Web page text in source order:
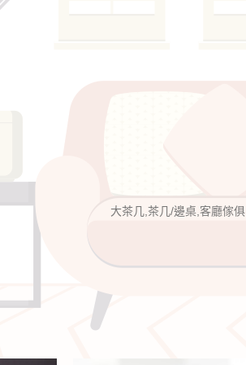
大茶几,茶几/邊桌,客廳傢俱